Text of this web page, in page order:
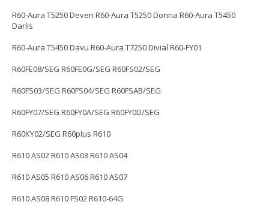
R60-Aura T5250 Deven R60-Aura T5250 Donna R60-Aura T5450
Darlis
R60-Aura T5450 Davu R60-Aura T7250 Divial R60-FY01
R60FE08/SEG R60FE0G/SEG R60FS02/SEG
R60FS03/SEG R60FS04/SEG R60FSAB/SEG
R60FY07/SEG R60FY0A/SEG R60FY0D/SEG
R60KY02/SEG R60plus R610
R610 AS02 R610 AS03 R610 AS04
R610 AS05 R610 AS06 R610 AS07
R610 AS08 R610 FS02 R610-64G